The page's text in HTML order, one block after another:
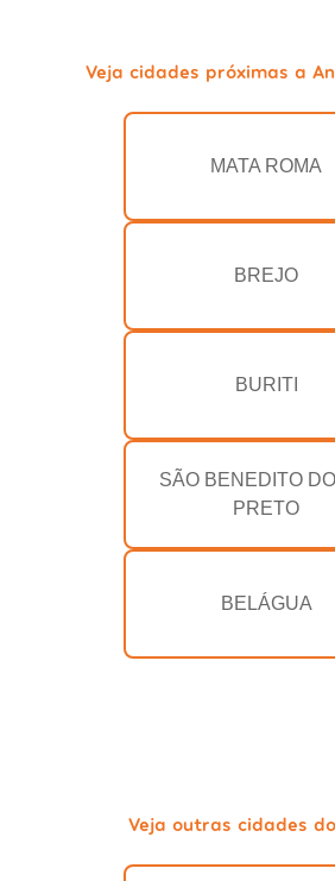
Veja cidades próximas a
MATA ROMA
BREJO
BURITI
SÃO BENEDITO
PRETO
BELÁGUA
Veja outras cidades